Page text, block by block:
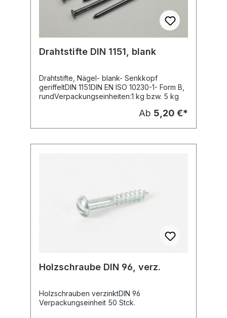
Drahtstifte DIN 1151, blank
Drahtstifte, Nägel- blank- Senkkopf
geriffeltDIN 1151DIN EN ISO 10230-1- Form B,
rundVerpackungseinheiten:1 kg bzw. 5 kg
Ab 5,20 €*
Holzschraube DIN 96, verz.
Holzschrauben verzinktDIN 96
Verpackungseinheit 50 Stck.